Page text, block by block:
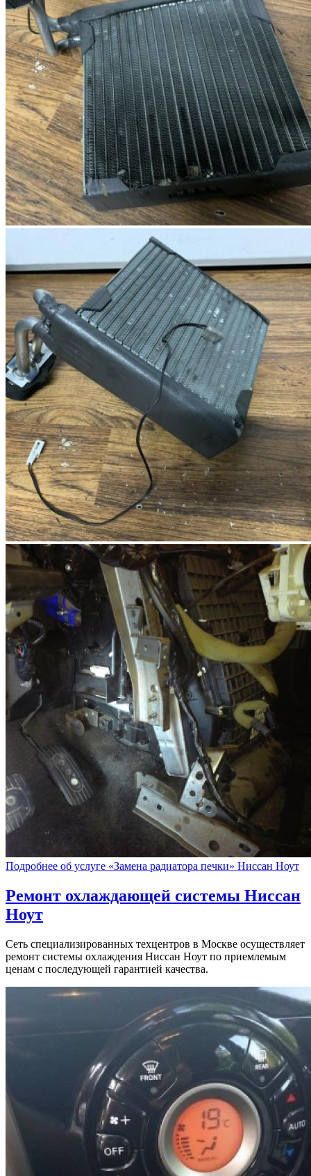
Подробнее об услуге «Замена радиатора печки» Ниссан Ноут
Ремонт охлаждающей системы Ниссан
Ноут
Сеть специализированных техцентров в Москве осуществляет
ремонт системы охлаждения Ниссан Ноут по приемлемым
ценам с последующей гарантией качества.